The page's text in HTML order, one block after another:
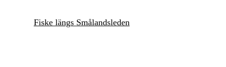
Fiske längs Smålandsleden